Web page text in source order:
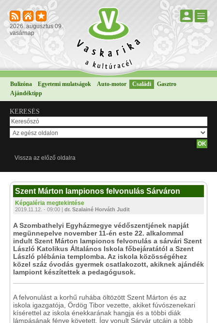
2026. augusztus 09.
vasárnap
Bulizóna Egyetemi mulatságok Auto-motor Családi
Gasztro
Ajándéktipp
KERESÉS
Vissza az előző oldalra
Szent Márton lampionos felvonulás Sárváron
Képgaléria megtekintése
2019.11.12. - 09:00 | dr. Szalainé Horváth Judit
A Szombathelyi Egyházmegye védőszentjének napját
megünnepelve november 11-én este 22. alkalommal
indult Szent Márton lampionos felvonulás a sárvári Szent
László Katolikus Általános Iskola főbejáratától a Szent
László plébánia templomba. Az iskola közösségéhez
közel száz óvodás gyermek csatlakozott, akiknek ajándék
lampiont készítettek a pedagógusok.
A felvonulást a korhű ruhába öltözött Szent Márton és az
iskola igazgatója, Ördög Tibor vezette, akiket fúvószenekari
kísérettel az iskola énekkarának hangja és a többi diák
lámpásának fénye követett. Így vonult Sárvár utcáin a több